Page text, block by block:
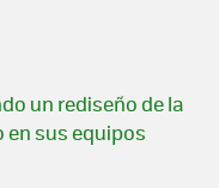
un rediseño de la
en sus equipos